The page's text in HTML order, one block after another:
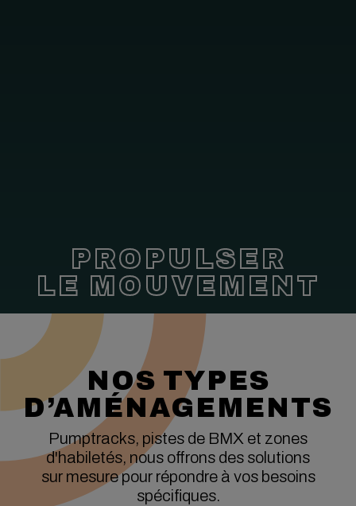
PROPULSER
LE MOUVEMENT
NOS TYPES
D’AMÉNAGEMENTS
Pumptracks, pistes de BMX et zones
d'habiletés, nous offrons des solutions
sur mesure pour répondre à vos besoins
spécifiques.